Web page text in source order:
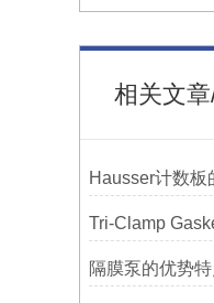
相关文
隔膜泵的优势